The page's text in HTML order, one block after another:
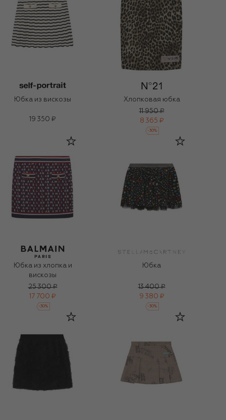
Юбка из вискозы
19 350 ₽
Хлопковая юбка
11 950 ₽
8 365 ₽
-30%
Юбка из хлопка и
вискозы
25 300 ₽
17 700 ₽
-30%
Юбка
13 400 ₽
9 380 ₽
-30%